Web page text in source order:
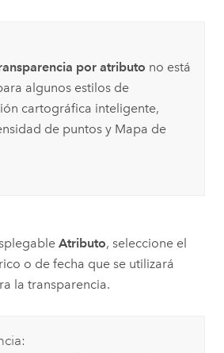
por atributo no está
algunos estilos de
cartográfica inteligente,
de puntos y Mapa de
Atributo, seleccione el
o de fecha que se utilizará
la transparencia.